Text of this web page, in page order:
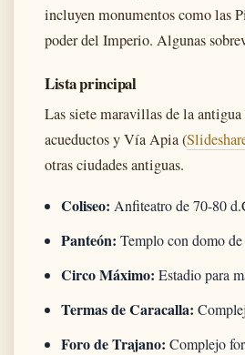
incluyen monumentos como las
poder del Imperio. Algunas
Lista principal
Las siete maravillas de la
acueductos y Vía Apia (
otras ciudades antiguas.
Coliseo: Anfiteatro de 70-80
Panteón: Templo con domo
Circo Máximo: Estadio para
Termas de Caracalla:
Foro de Trajano: Complejo